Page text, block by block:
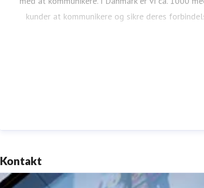
kunder at kommunikere og sikre deres
Kontakt